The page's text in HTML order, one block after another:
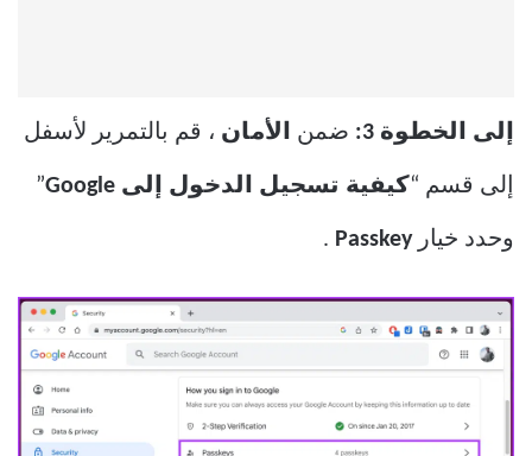
إلى الخطوة 3: ضمن الأمان ، قم بالتمرير لأسفل
إلى قسم “كيفية تسجيل الدخول إلى Google ”
وحدد خيارPasskey
.